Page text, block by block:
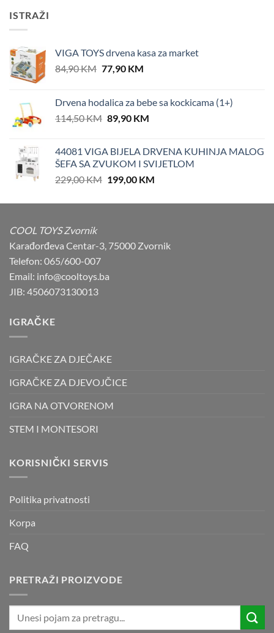
ISTRAŽI
VIGA TOYS drvena kasa za market
84,90KM Original
84,90 KM.
77,90 KMCurrent
77,90 KM.
Drvena hodalica za bebe sa kockicama (1+)
114,50KM Original
114,50 KM.
89,90 KMCurrent
89,90 KM.
44081 VIGA BIJELA DRVENA KUHINJA MALOG
ŠEFA SA ZVUKOM I SVIJETLOM
229,00KM Original
was:
199,00 KMCurrent
is:
COOL TOYS Zvornik
Karađorđeva Centar-3, 75000 Zvornik
Telefon: 065/600-007
Email: info@cooltoys.ba
JIB: 4506073130013
IGRAČKE
IGRAČKE ZA DJEČAKE
IGRAČKE ZA DJEVOJČICE
IGRA NA OTVORENOM
STEM I MONTESORI
KORISNIČKI SERVIS
Politika privatnosti
Korpa
FAQ
PRETRAŽI PROIZVODE